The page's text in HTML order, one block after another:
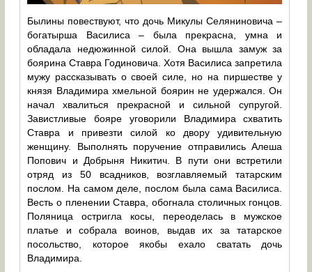
Былины повествуют, что дочь Микулы Селяниновича –
богатырша Василиса – была прекрасна, умна и
обладала недюжинной силой. Она вышла замуж за
боярина Ставра Годиновича. Хотя Василиса запретила
мужу рассказывать о своей силе, но на пиршестве у
князя Владимира хмельной боярин не удержался. Он
начал хвалиться прекрасной и сильной супругой.
Завистливые бояре уговорили Владимира схватить
Ставра и привезти силой ко двору удивительную
женщину. Выполнять поручение отправились Алеша
Попович и Добрыня Никитич. В пути они встретили
отряд из 50 всадников, возглавляемый татарским
послом. На самом деле, послом была сама Василиса.
Весть о пленении Ставра, обогнала столичных гонцов.
Поляница остригла косы, переоделась в мужское
платье и собрала воинов, выдав их за татарское
посольство, которое якобы ехало сватать дочь
Владимира.